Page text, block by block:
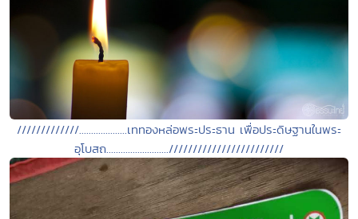
/////////////....................เททองหล่อพระประธาน เพื่อประดิษฐานในพระ
อุโบสถ..........................////////////////////////